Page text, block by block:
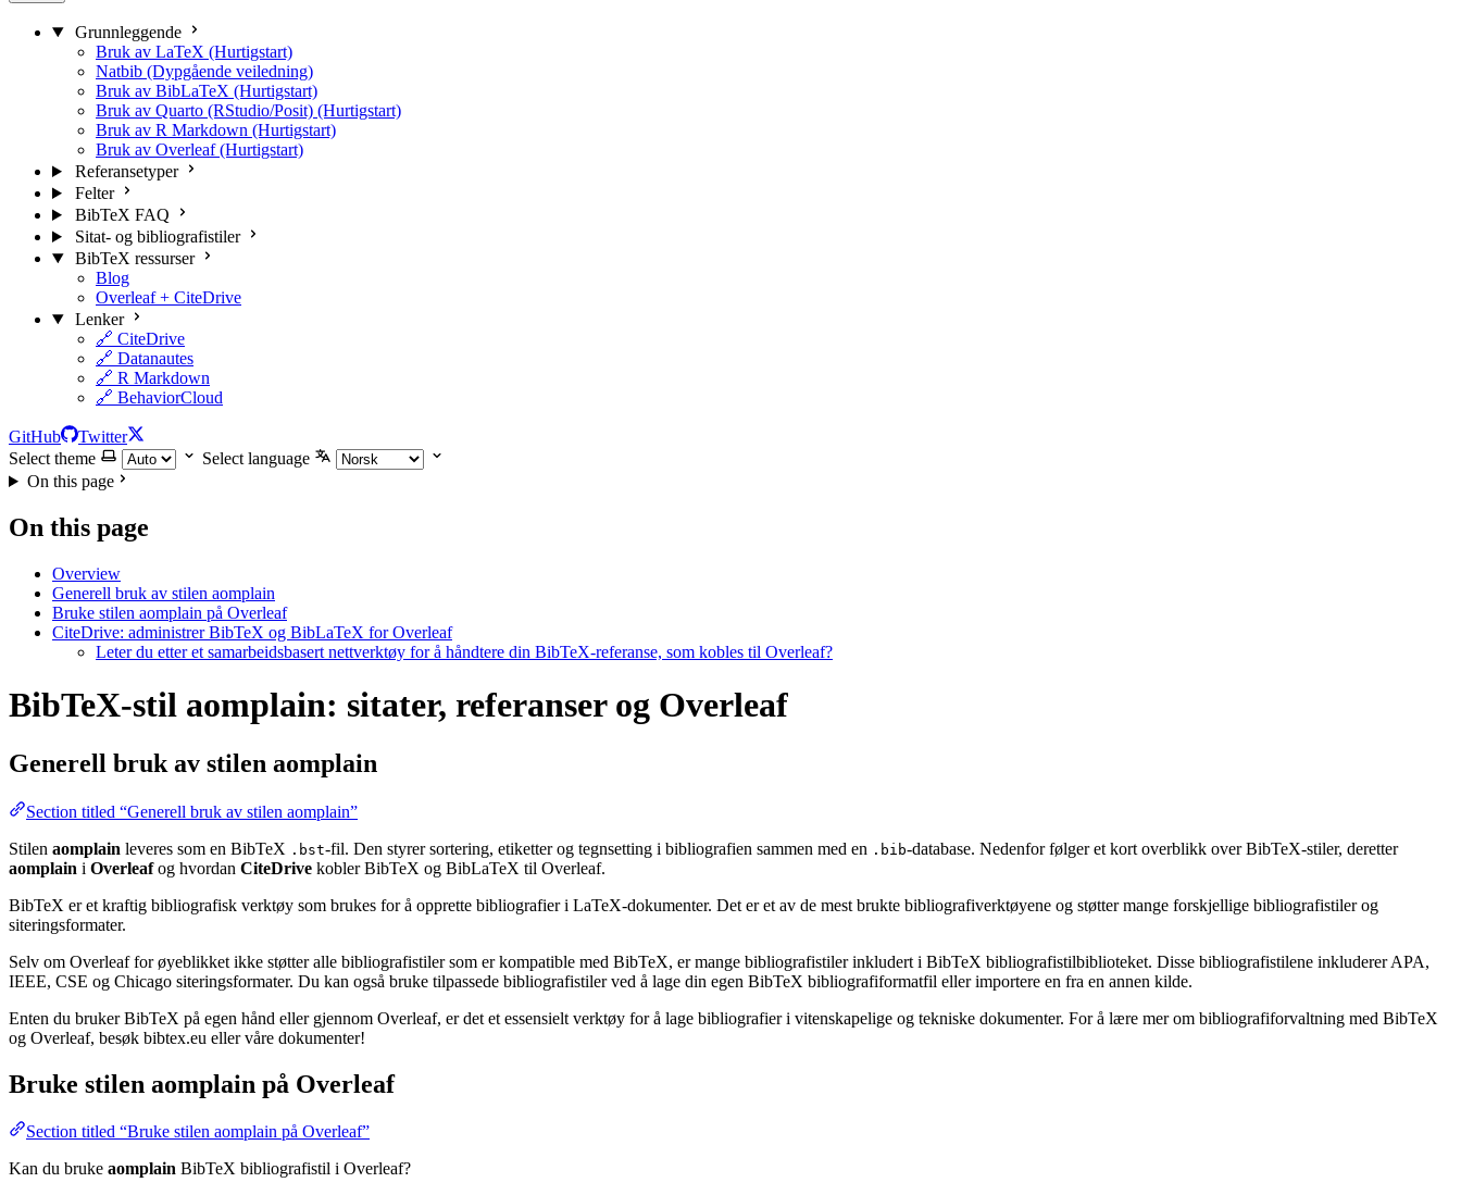
Grunnleggende
Bruk av LaTeX (Hurtigstart)
Natbib (Dypgående veiledning)
Bruk av BibLaTeX (Hurtigstart)
Bruk av Quarto (RStudio/Posit) (Hurtigstart)
Bruk av R Markdown (Hurtigstart)
Bruk av Overleaf (Hurtigstart)
Referansetyper
Felter
BibTeX FAQ
Sitat- og bibliografistiler
BibTeX ressurser
Blog
Overleaf + CiteDrive
Lenker
🔗 CiteDrive
🔗 Datanautes
🔗 R Markdown
🔗 BehaviorCloud
GitHub
Twitter
Select theme
Select language
On this page
On this page
Overview
Generell bruk av stilen aomplain
Bruke stilen aomplain på Overleaf
CiteDrive: administrer BibTeX og BibLaTeX for Overleaf
Leter du etter et samarbeidsbasert nettverktøy for å håndtere din BibTeX-referanse, som kobles til Overleaf?
BibTeX-stil aomplain: sitater, referanser og Overleaf
Generell bruk av stilen aomplain
Section titled “Generell bruk av stilen aomplain”
Stilen aomplain leveres som en BibTeX .bst-fil. Den styrer sortering, etiketter og tegnsetting i bibliografien sammen med en .bib-database. Nedenfor følger et kort overblikk over BibTeX-stiler, deretter
aomplain i Overleafog hvordan CiteDrive kobler BibTeX og BibLaTeX til Overleaf.
BibTeX er et kraftig bibliografisk verktøy som brukes for å opprette bibliografier i LaTeX-dokumenter. Det er et av de mest brukte bibliografiverktøyene og støtter mange forskjellige bibliografistiler og
siteringsformater.
Selv om Overleaf for øyeblikket ikke støtter alle bibliografistiler som er kompatible med BibTeX, er mange bibliografistiler inkludert i BibTeX bibliografistilbiblioteket. Disse bibliografistilene inkluderer APA,
IEEE, CSE og Chicago siteringsformater. Du kan også bruke tilpassede bibliografistiler ved å lage din egen BibTeX bibliografiformatfil eller importere en fra en annen kilde.
Enten du bruker BibTeX på egen hånd eller gjennom Overleaf, er det et essensielt verktøy for å lage bibliografier i vitenskapelige og tekniske dokumenter. For å lære mer om bibliografiforvaltning med BibTeX
og Overleaf, besøk bibtex.eu eller våre dokumenter!
Bruke stilen aomplain på Overleaf
Section titled “Bruke stilen aomplain på Overleaf”
Kan du bruke aomplain BibTeX bibliografistil i Overleaf?